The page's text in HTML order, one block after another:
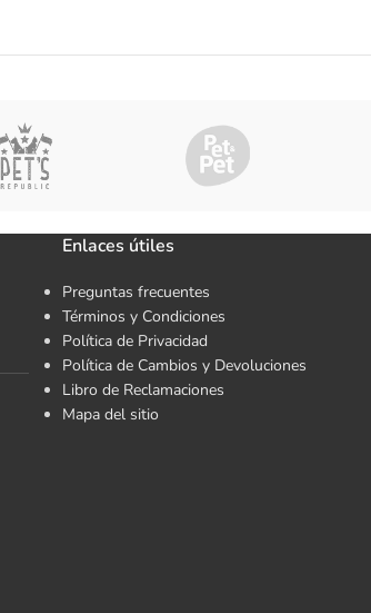
Enlaces útiles
Preguntas frecuentes
Términos y Condiciones
Política de Privacidad
Política de Cambios y Devoluciones
Libro de Reclamaciones
Mapa del sitio